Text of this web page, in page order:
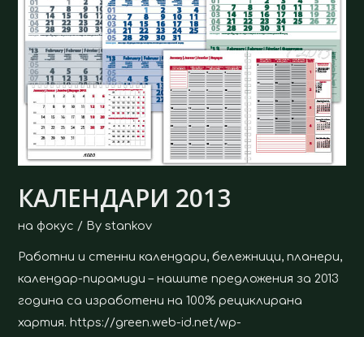
КАЛЕНДАРИ 2013
на фокус / Bystankov
Работни и стенни календари, бележници, планери,
календар-пирамиди – нашите предложения за 2013
година са изработени на 100% рециклирана
хартия. https://green.web-id.net/wp-